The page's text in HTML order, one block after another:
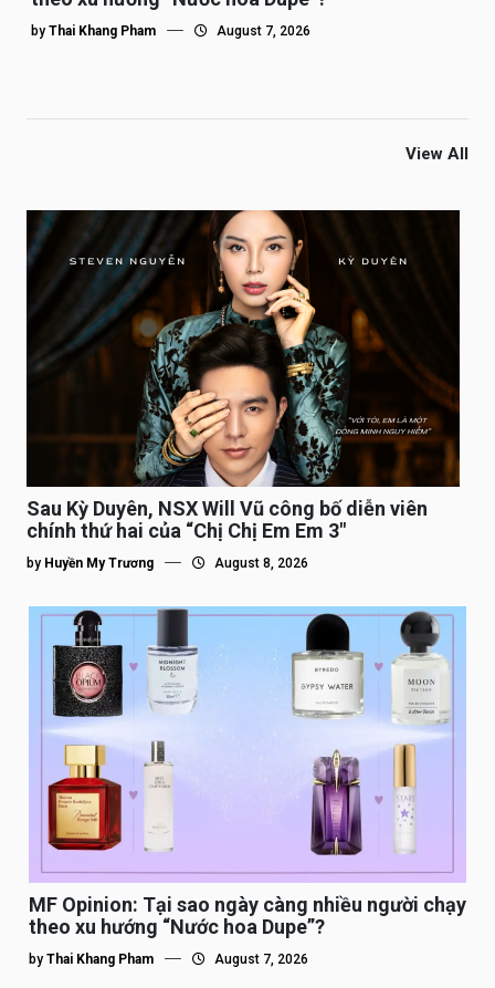
by Thai Khang Pham August 7, 2026
View All
Sau Kỳ Duyên, NSX Will Vũ công bố diễn viên
chính thứ hai của “Chị Chị Em Em 3″
by Huyền My Trương August 8, 2026
MF Opinion: Tại sao ngày càng nhiều người chạy
theo xu hướng “Nước hoa Dupe”?
by Thai Khang Pham August 7, 2026